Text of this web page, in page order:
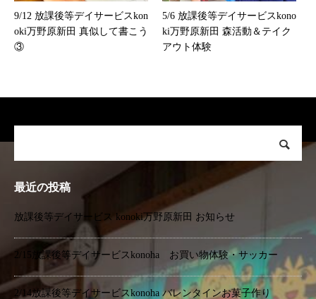
9/12 放課後等デイサービスkon
oki万野原新田 真似して書こう
③
5/6 放課後等デイサービスkono
ki万野原新田 森活動＆テイク
アウト体験
最近の投稿
放課後等デイサービス konoki万野原新田 お知らせ
2/15放課後等デイサービスkonoha お買い物体験・サッカー
2/14放課後等デイサービスkonoha バレンタインお菓子作り